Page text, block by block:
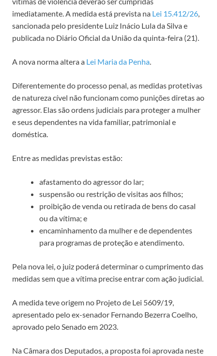
imediatamente. A medida está prevista na Lei 15.412/26,
sancionada pelo presidente Luiz Inácio Lula da Silva e
publicada no Diário Oficial da União da quinta-feira (21).
A nova norma altera a Lei Maria da Penha.
Diferentemente do processo penal, as medidas protetivas
de natureza cível não funcionam como punições diretas ao
agressor. Elas são ordens judiciais para proteger a mulher
e seus dependentes na vida familiar, patrimonial e
doméstica.
Entre as medidas previstas estão:
afastamento do agressor do lar;
suspensão ou restrição de visitas aos filhos;
proibição de venda ou retirada de bens do casal
ou da vítima; e
encaminhamento da mulher e de dependentes
para programas de proteção e atendimento.
Pela nova lei, o juiz poderá determinar o cumprimento das
medidas sem que a vítima precise entrar com ação judicial.
A medida teve origem no Projeto de Lei 5609/19,
apresentado pelo ex-senador Fernando Bezerra Coelho,
aprovado pelo Senado em 2023.
Na Câmara dos Deputados, a proposta foi aprovada neste